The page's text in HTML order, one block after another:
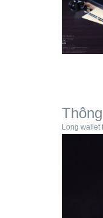
Long wallet